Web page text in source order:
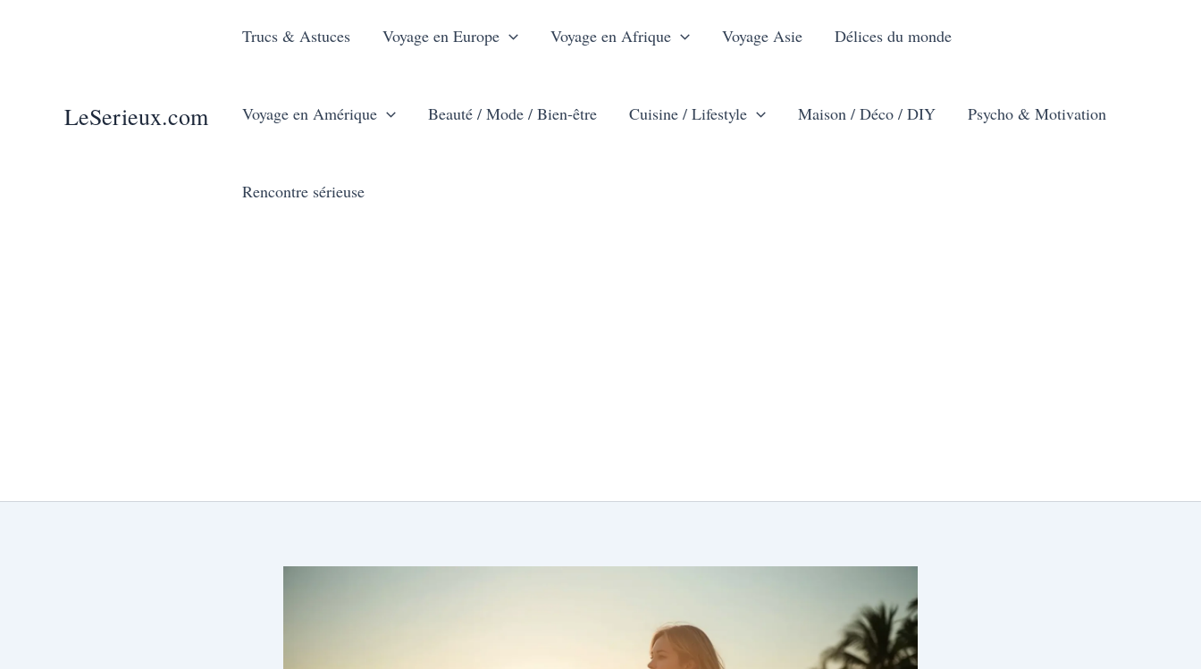
LeSerieux.com
Trucs & Astuces Voyage en Europe Voyage en Afrique Voyage Asie Délices du monde
Voyage en Amérique Beauté / Mode / Bien-être Cuisine / Lifestyle Maison / Déco / DIY Psycho & Motivation
Rencontre sérieuse